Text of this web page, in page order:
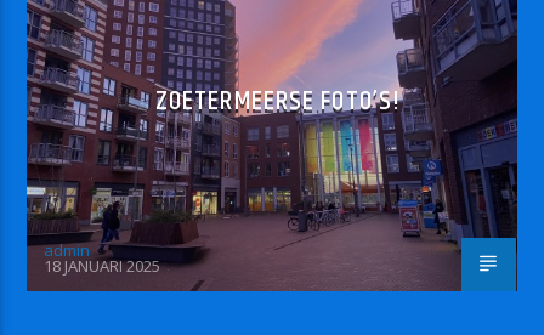
ZOETERMEERSE FOTO’S!
admin
18 JANUARI 2025